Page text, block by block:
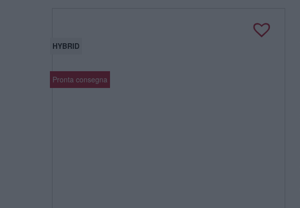
Pronta consegna
HYBRID